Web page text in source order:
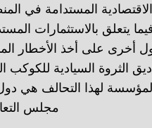
المستدامة في
يتعلق بالاستثمارات
أخرى على أخذ الأخطار
لهذا التحالف هي
مجلس